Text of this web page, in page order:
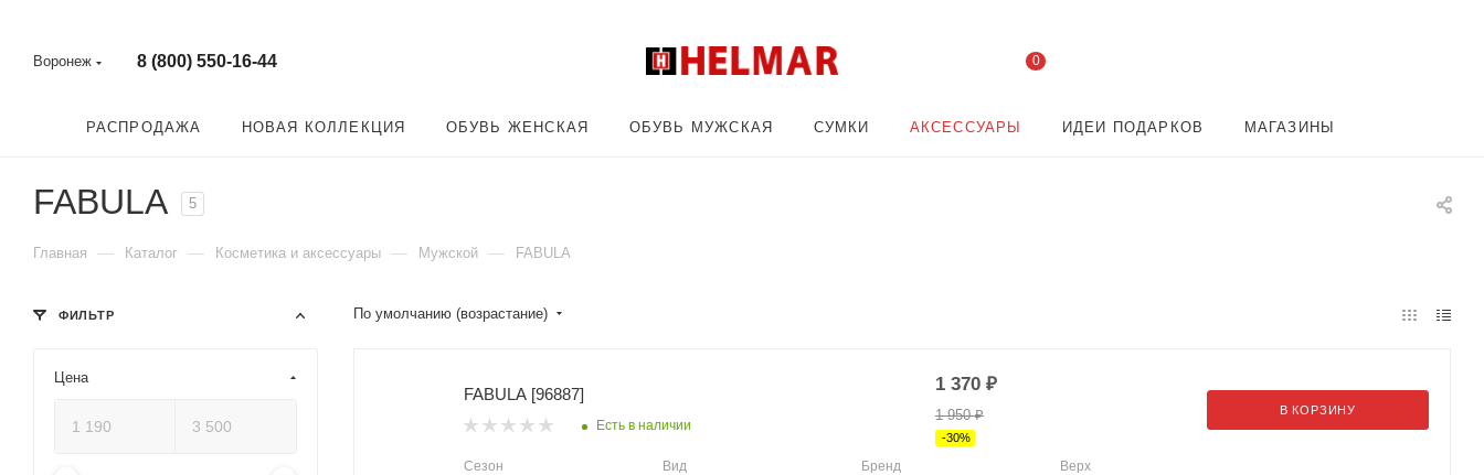
Воронеж 8 (800) 550-16-44 0
РАСПРОДАЖА НОВАЯ КОЛЛЕКЦИЯ ОБУВЬ ЖЕНСКАЯ ОБУВЬ МУЖСКАЯ СУМКИ АКСЕССУАРЫ ИДЕИ ПОДАРКОВ МАГАЗИНЫ
FABULA 5
Главная — Каталог — Косметика и аксессуары — Мужской — FABULA
По умолчанию (возрастание)
FABULA [96887]
Есть в наличии
1 370 ₽
1 950₽
-30%
В КОРЗИНУ
Сезон Вид Бренд Верх
ФИЛЬТР
Цена